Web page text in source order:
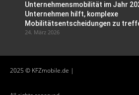
Unternehmensmobilität im Jahr
Unternehmen hilft, komplexe
Mobilitätsentscheidungen zu
24. März 2026
2025 © KFZmobile.de |